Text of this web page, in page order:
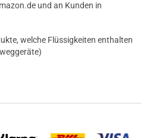
und an Kunden in
welche Flüssigkeiten enthalten